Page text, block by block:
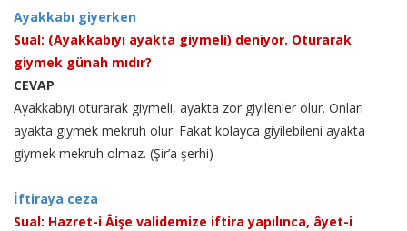
Ayakkabı giyerken
Sual: (Ayakkabıyı ayakta giymeli) deniyor. Oturarak
giymek günah mıdır?
CEVAP
Ayakkabıyı oturarak giymeli, ayakta zor giyilenler olur. Onları
ayakta giymek mekruh olur. Fakat kolayca giyilebileni ayakta
giymek mekruh olmaz. (Şir’a şerhi)
İftiraya ceza
Sual: Hazret-i Âişe validemize iftira yapılınca, âyet-i